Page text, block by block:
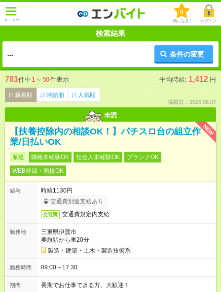
メニュー
0
気になる！ ログイン
検索結果
--- 条件の変更
781件中1 ～ 50件表示 平均時給: 1,412 円
新着順 時給順 人気順
掲載日：2026.08.07
未読
NEW
【扶養控除内の相談OK！】パチスロ台の組立作
業/日払いOK
派遣 職種未経験OK 社会人未経験OK
ブランクOK
WEB登録・面接OK
給与
時給1130円
交通費別途支給あり
交通費 交通費規定内支給
勤務地
三重県伊賀市
美旗駅から車20分
製造・建築・土木・製造技術系
勤務時間 09:00～17:30
期間 長期でお仕事できる方、大歓迎！